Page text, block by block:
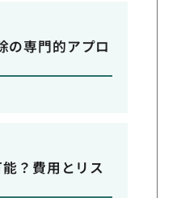
の専門的アプロ
？費用とリス